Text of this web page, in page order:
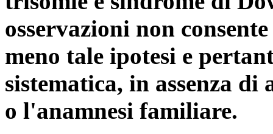
osservazioni non
meno tale ipotesi e
sistematica, in assenza
o l'anamnesi familiare.